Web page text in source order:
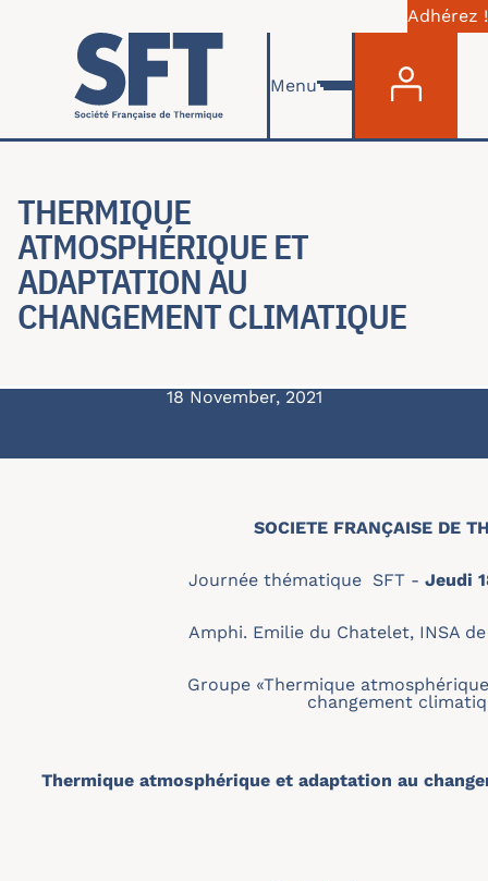
Skip to main content
Adhérez !
Menu
THERMIQUE
ATMOSPHÉRIQUE ET
ADAPTATION AU
CHANGEMENT CLIMATIQUE
18 November, 2021
SOCIETE FRANÇAISE DE
Journée thématique SFT - Jeudi
Amphi. Emilie du Chatelet, INSA
Groupe «Thermique
changement
Thermique atmosphérique et adaptation au